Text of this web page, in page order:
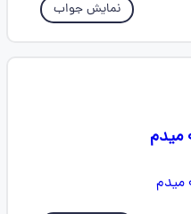
نمایش جواب
میدم